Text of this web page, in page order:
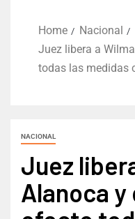
Home
Nacional
Juez libera a
todas las medidas
NACIONAL
Juez
Alanoca y